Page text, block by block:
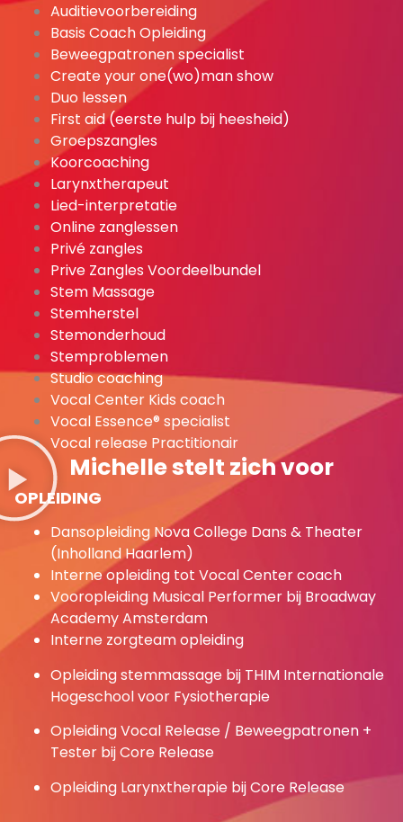
Auditievoorbereiding
Basis Coach Opleiding
Beweegpatronen specialist
Create your one(wo)man show
Duo lessen
First aid (eerste hulp bij heesheid)
Groepszangles
Koorcoaching
Larynxtherapeut
Lied-interpretatie
Online zanglessen
Privé zangles
Prive Zangles Voordeelbundel
Stem Massage
Stemherstel
Stemonderhoud
Stemproblemen
Studio coaching
Vocal Center Kids coach
Vocal Essence® specialist
Vocal release Practitionair
Michelle stelt zich voor
OPLEIDING
Dansopleiding Nova College Dans & Theater
(Inholland Haarlem)
Interne opleiding tot Vocal Center coach
Vooropleiding Musical Performer bij Broadway
Academy Amsterdam
Interne zorgteam opleiding
Opleiding stemmassage bij THIM Internationale
Hogeschool voor Fysiotherapie
Opleiding Vocal Release / Beweegpatronen +
Tester bij Core Release
Opleiding Larynxtherapie bij Core Release